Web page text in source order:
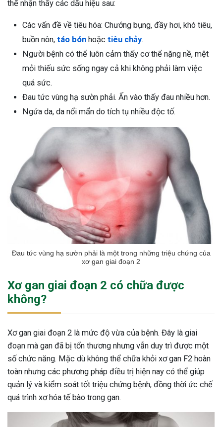
thể nhận thấy các dấu hiệu sau:
Các vấn đề về tiêu hóa: Chướng bụng, đầy hơi, khó tiêu,
buồn nôn, táo bón hoặc tiêu chảy.
Người bệnh có thể luôn cảm thấy cơ thể nặng nề, mệt
mỏi thiếu sức sống ngay cả khi không phải làm việc
quá sức.
Đau tức vùng hạ sườn phải. Ấn vào thấy đau nhiều hơn.
Ngứa da, da nổi mẩn do tích tụ nhiều độc tố.
Đau tức vùng hạ sườn phải là một trong những triệu chứng của
xơ gan giai đoạn 2
Xơ gan giai đoạn 2 có chữa được
không?
Xơ gan giai đoạn 2 là mức độ vừa của bệnh. Đây là giai
đoạn mà gan đã bị tổn thương nhưng vẫn duy trì được một
số chức năng. Mặc dù không thể chữa khỏi xơ gan F2 hoàn
toàn nhưng các phương pháp điều trị hiện nay có thể giúp
quản lý và kiểm soát tốt triệu chứng bệnh, đồng thời ức chế
quá trình xơ hóa tế bào trong gan.